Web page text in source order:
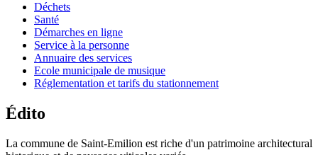
Déchets
Santé
Démarches en ligne
Service à la personne
Annuaire des services
Ecole municipale de musique
Réglementation et tarifs du stationnement
Édito
La commune de Saint-Emilion est riche d'un patrimoine architectural